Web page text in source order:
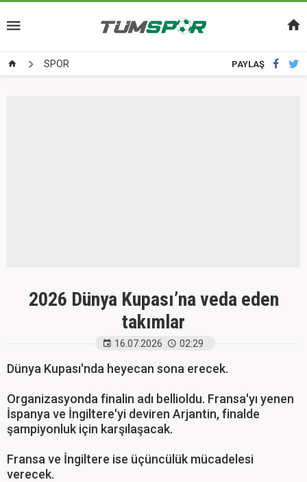
SPOR PAYLAŞ
2026 Dünya Kupası’na veda eden
takımlar
16.07.2026 02:29
Dünya Kupası'nda heyecan sona erecek.
Organizasyonda finalin adı bellioldu. Fransa'yı yenen
İspanya ve İngiltere'yi deviren Arjantin, finalde
şampiyonluk için karşılaşacak.
Fransa ve İngiltere ise üçüncülük mücadelesi
verecek.